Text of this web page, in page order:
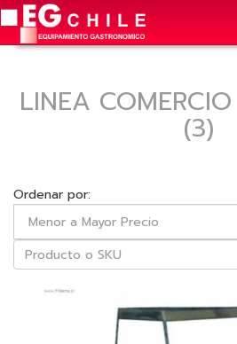
LINEA
(3)
Ordenar por: